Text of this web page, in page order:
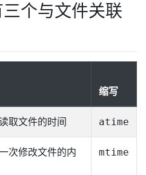
个与文件关联
缩写
取文件的时间 atime
次修改文件的内
mtime